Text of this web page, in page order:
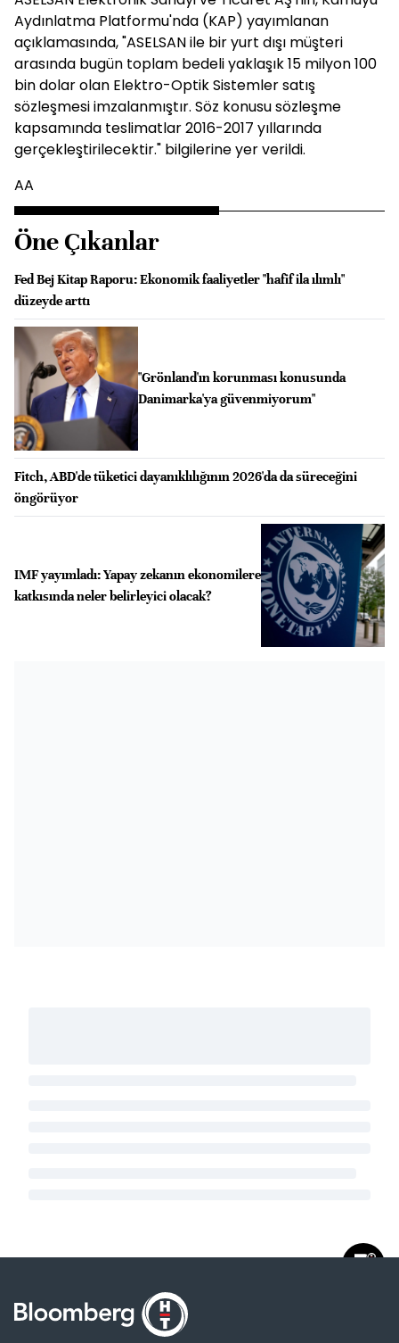
Aydınlatma Platformu'nda (KAP) yayımlanan
açıklamasında, "ASELSAN ile bir yurt dışı müşteri
arasında bugün toplam bedeli yaklaşık 15 milyon 100
bin dolar olan Elektro-Optik Sistemler satış
sözleşmesi imzalanmıştır. Söz konusu sözleşme
kapsamında teslimatlar 2016-2017 yıllarında
gerçekleştirilecektir." bilgilerine yer verildi.
AA
Öne Çıkanlar
Fed Bej Kitap Raporu: Ekonomik faaliyetler "hafif ila ılımlı"
düzeyde arttı
"Grönland'ın korunması konusunda
Danimarka'ya güvenmiyorum"
Fitch, ABD'de tüketici dayanıklılığının 2026'da da süreceğini
öngörüyor
IMF yayımladı: Yapay zekanın ekonomilere
katkısında neler belirleyici olacak?